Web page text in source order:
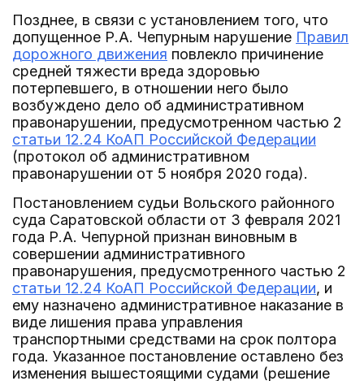
Позднее, в связи с установлением того, что
допущенное Р.А. Чепурным нарушение Правил
дорожного движения повлекло причинение
средней тяжести вреда здоровью
потерпевшего, в отношении него было
возбуждено дело об административном
правонарушении, предусмотренном частью 2
статьи 12.24 КоАП Российской Федерации
(протокол об административном
правонарушении от 5 ноября 2020 года).
Постановлением судьи Вольского районного
суда Саратовской области от 3 февраля 2021
года Р.А. Чепурной признан виновным в
совершении административного
правонарушения, предусмотренного частью 2
статьи 12.24 КоАП Российской Федерации, и
ему назначено административное наказание в
виде лишения права управления
транспортными средствами на срок полтора
года. Указанное постановление оставлено без
изменения вышестоящими судами (решение